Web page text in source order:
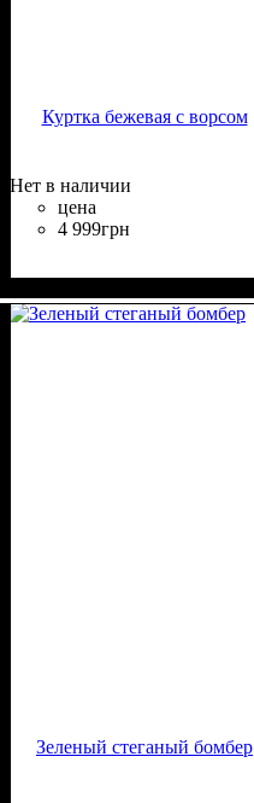
Куртка бежевая с ворсом
Нет в наличии
цена
4 999грн
Зеленый стеганый бомбер